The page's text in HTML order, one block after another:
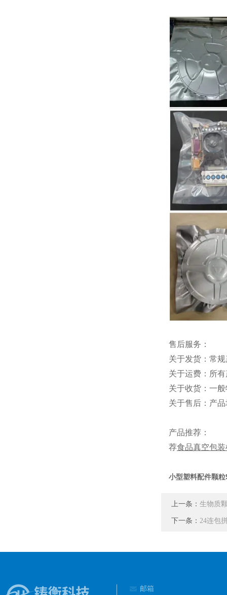
售后服务：
关于发货：常
关于运费：所
关于收货：一
关于售后：产
产品推荐：
荐食品真空包装
小型塑料配件颗
上一条： 生物质
下一条： 24连包
邮箱